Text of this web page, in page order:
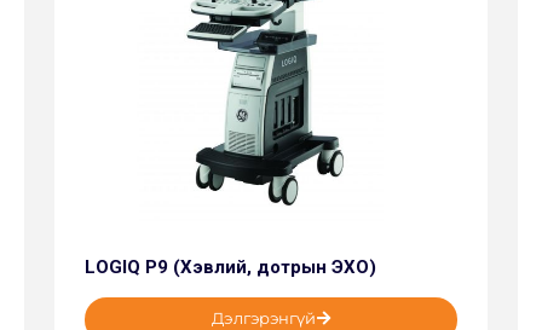
LOGIQ P9 (Хэвлий, дотрын ЭХО)
Дэлгэрэнгүй